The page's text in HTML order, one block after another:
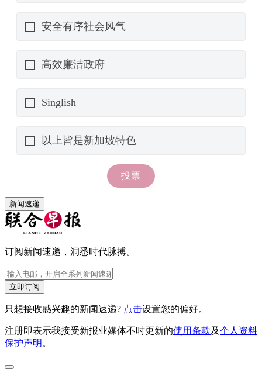
新闻速递
订阅新闻速递，洞悉时代脉搏。
立即订阅
只想接收感兴趣的新闻速递? 点击设置您的偏好。
注册即表示我接受新报业媒体不时更新的使用条款及个人资料
保护声明 。